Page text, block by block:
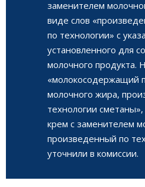
заменителем
виде слов
по технологии» с
установленного для
молочного продукта.
«молокосодержащий
молочного жира,
технологии
крем с заменителем
произведенный по
уточнили в комиссии.